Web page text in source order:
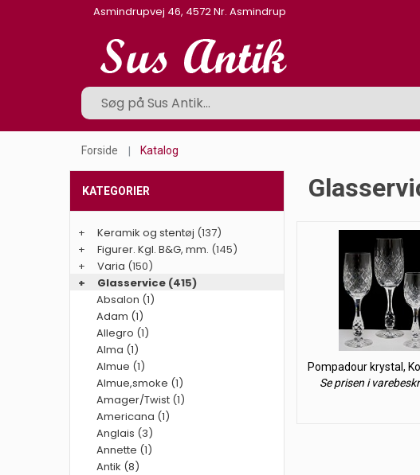
Asmindrupvej 46, 4572 Nr. Asmindrup
Forside Katalog
Pompadour krystal,
Se prisen i
KATEGORIER
+ Keramik og stentøj (137)
+
Figurer. Kgl. B&G, mm. (145)
+
Varia (150)
+
Glasservice (415)
Absalon (1)
Adam (1)
Allegro (1)
Alma (1)
Almue (1)
Almue,smoke (1)
Amager/Twist (1)
Americana (1)
Anglais (3)
Annette (1)
Antik (8)